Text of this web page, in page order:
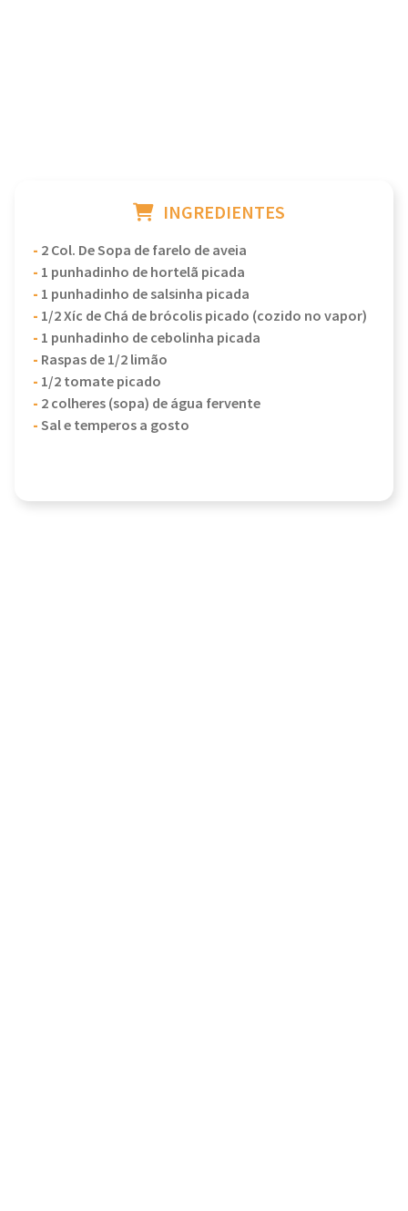
INGREDIENTES
- 2 Col. De Sopa de farelo de aveia
- 1 punhadinho de hortelã picada
- 1 punhadinho de salsinha picada
- 1/2 Xíc de Chá de brócolis picado (cozido no vapor)
- 1 punhadinho de cebolinha picada
- Raspas de 1/2 limão
- 1/2 tomate picado
- 2 colheres (sopa) de água fervente
-Sal e temperos a gosto